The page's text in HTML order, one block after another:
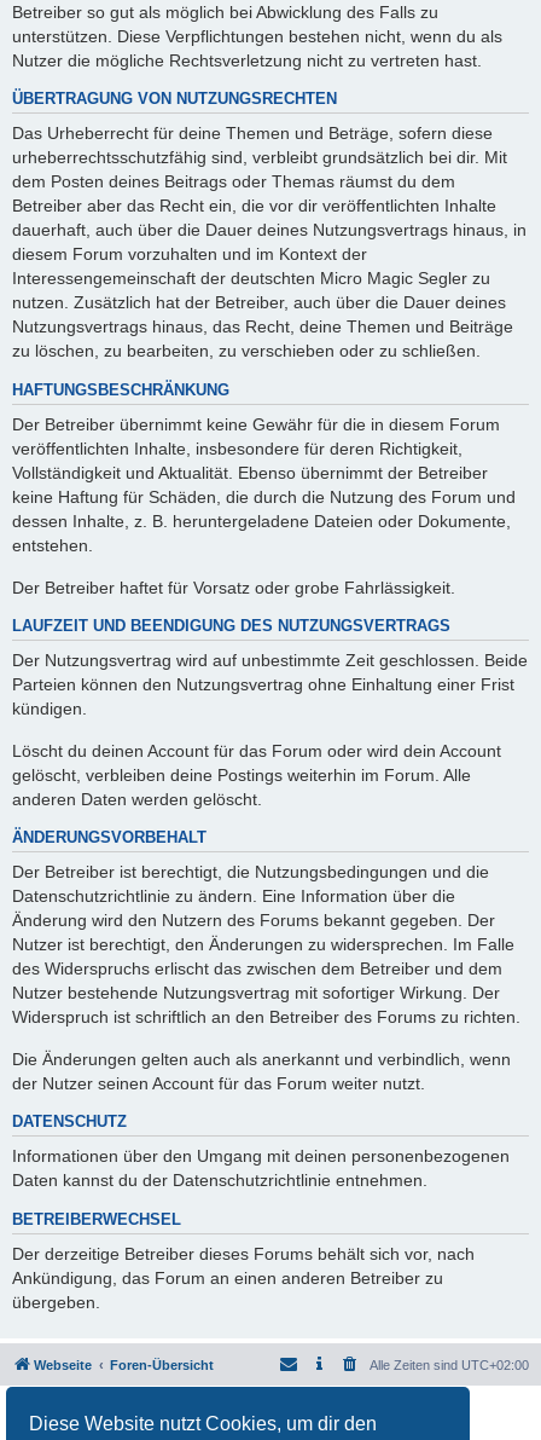
Diese Website nutzt Cookies, um dir den
Betreiber so gut als möglich bei Abwicklung des Falls zu
unterstützen. Diese Verpflichtungen bestehen nicht, wenn du als
Nutzer die mögliche Rechtsverletzung nicht zu vertreten hast.
ÜBERTRAGUNG VON NUTZUNGSRECHTEN
Das Urheberrecht für deine Themen und Beträge, sofern diese
urheberrechtsschutzfähig sind, verbleibt grundsätzlich bei dir. Mit
dem Posten deines Beitrags oder Themas räumst du dem
Betreiber aber das Recht ein, die vor dir veröffentlichten Inhalte
dauerhaft, auch über die Dauer deines Nutzungsvertrags hinaus, in
diesem Forum vorzuhalten und im Kontext der
Interessengemeinschaft der deutschten Micro Magic Segler zu
nutzen. Zusätzlich hat der Betreiber, auch über die Dauer deines
Nutzungsvertrags hinaus, das Recht, deine Themen und Beiträge
zu löschen, zu bearbeiten, zu verschieben oder zu schließen.
HAFTUNGSBESCHRÄNKUNG
Der Betreiber übernimmt keine Gewähr für die in diesem Forum
veröffentlichten Inhalte, insbesondere für deren Richtigkeit,
Vollständigkeit und Aktualität. Ebenso übernimmt der Betreiber
keine Haftung für Schäden, die durch die Nutzung des Forum und
dessen Inhalte, z. B. heruntergeladene Dateien oder Dokumente,
entstehen.
Der Betreiber haftet für Vorsatz oder grobe Fahrlässigkeit.
LAUFZEIT UND BEENDIGUNG DES NUTZUNGSVERTRAGS
Der Nutzungsvertrag wird auf unbestimmte Zeit geschlossen. Beide
Parteien können den Nutzungsvertrag ohne Einhaltung einer Frist
kündigen.
Löscht du deinen Account für das Forum oder wird dein Account
gelöscht, verbleiben deine Postings weiterhin im Forum. Alle
anderen Daten werden gelöscht.
ÄNDERUNGSVORBEHALT
Der Betreiber ist berechtigt, die Nutzungsbedingungen und die
Datenschutzrichtlinie zu ändern. Eine Information über die
Änderung wird den Nutzern des Forums bekannt gegeben. Der
Nutzer ist berechtigt, den Änderungen zu widersprechen. Im Falle
des Widerspruchs erlischt das zwischen dem Betreiber und dem
Nutzer bestehende Nutzungsvertrag mit sofortiger Wirkung. Der
Widerspruch ist schriftlich an den Betreiber des Forums zu richten.
Die Änderungen gelten auch als anerkannt und verbindlich, wenn
der Nutzer seinen Account für das Forum weiter nutzt.
DATENSCHUTZ
Informationen über den Umgang mit deinen personenbezogenen
Daten kannst du der Datenschutzrichtlinie entnehmen.
BETREIBERWECHSEL
Der derzeitige Betreiber dieses Forums behält sich vor, nach
Ankündigung, das Forum an einen anderen Betreiber zu
übergeben.
Webseite Foren-Übersicht Alle Zeiten sind UTC+02:00
Deutsche Übersetzung durchphpBB.de